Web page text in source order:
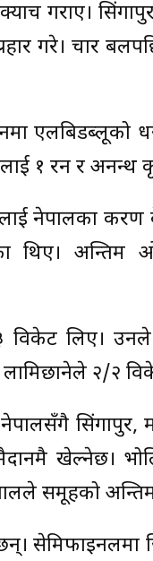
गराए।
गरे। चार
एलबिडब्लूको
१ रन र अनन्थ
नेपालका
थिए। अन्तिम
विकेट लिए।
लामिछानेले २/२
मैदानमै खेल्नेछ।
समूहको
सेमिफाइनलमा